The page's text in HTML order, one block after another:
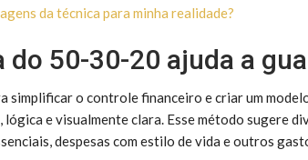
da técnica para minha realidade?
do 50-30-20 ajuda a
simplificar o controle financeiro e criar um
lógica e visualmente clara. Esse método sugere
despesas com estilo de vida e outros